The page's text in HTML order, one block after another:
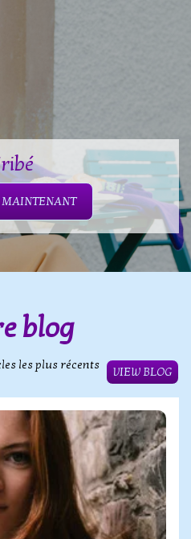
blog
les plus récents
VIEW BLOG